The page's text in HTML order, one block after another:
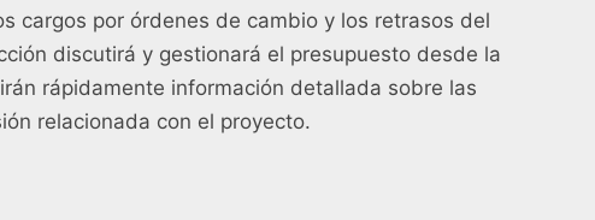
cargos por órdenes de cambio y los retrasos del
discutirá y gestionará el presupuesto desde la
rápidamente información detallada sobre las
relacionada con el proyecto.